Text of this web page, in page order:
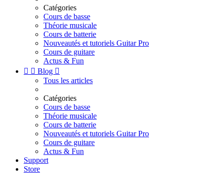
Catégories
Cours de basse
Théorie musicale
Cours de batterie
Nouveautés et tutoriels Guitar Pro
Cours de guitare
Actus & Fun
  Blog 
Tous les articles
Catégories
Cours de basse
Théorie musicale
Cours de batterie
Nouveautés et tutoriels Guitar Pro
Cours de guitare
Actus & Fun
Support
Store